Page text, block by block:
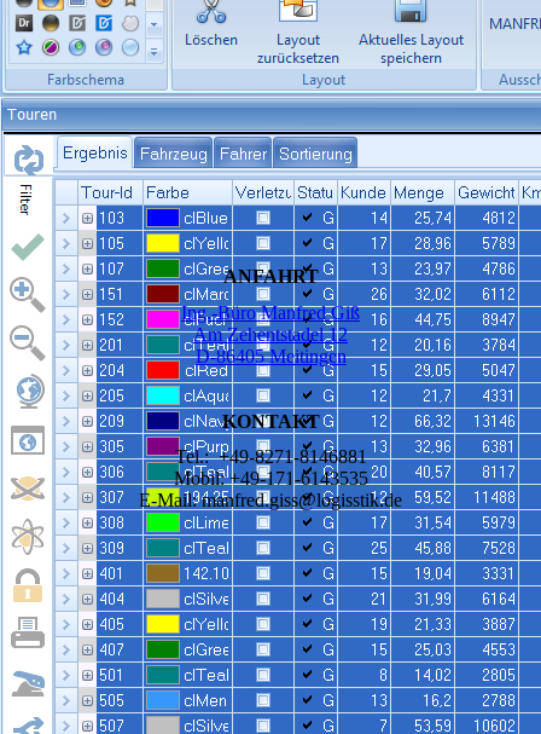
ANFAHRT
Ing.-Büro Manfred Giß
Am Zehentstadel 12
D-86405 Meitingen
KONTAKT
Tel.: +49-8271-8146881
Mobil: +49-171-6143535
E-Mail: manfred.giss@logisstik.de